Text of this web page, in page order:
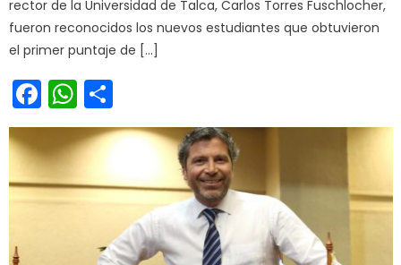
rector de la Universidad de Talca, Carlos Torres Fuschlocher,
fueron reconocidos los nuevos estudiantes que obtuvieron
el primer puntaje de […]
Facebook
WhatsApp